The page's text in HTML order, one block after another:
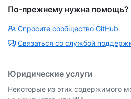
По-прежнему нужна помощь?
Спросите сообщество GitHub
Связаться со службой
Юридические услуги
Некоторые из этих содержимого